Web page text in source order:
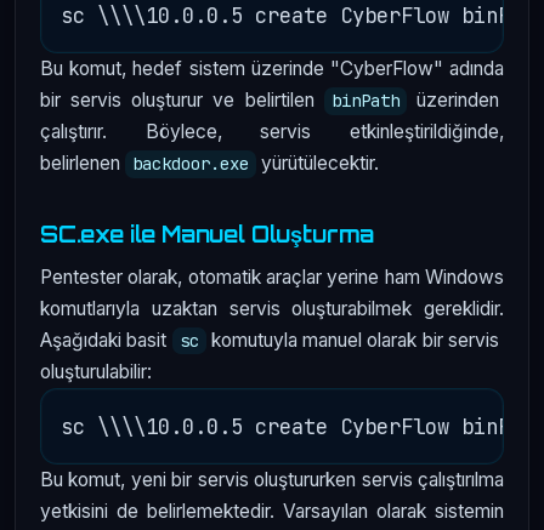
Bu komut, hedef sistem üzerinde "CyberFlow" adında
bir servis oluşturur ve belirtilen
binPath
üzerinden
çalıştırır. Böylece, servis etkinleştirildiğinde,
belirlenen
backdoor.exe yürütülecektir.
SC.exe ile Manuel Oluşturma
Pentester olarak, otomatik araçlar yerine ham Windows
komutlarıyla uzaktan servis oluşturabilmek gereklidir.
Aşağıdaki basit
sc
komutuyla manuel olarak bir servis
oluşturulabilir:
Bu komut, yeni bir servis oluştururken servis çalıştırılma
yetkisini de belirlemektedir. Varsayılan olarak sistemin